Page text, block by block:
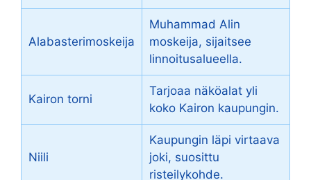
Alabasterimoskeija
Muhammad Alin
moskeija, sijaitsee
linnoitusalueella.
Kairon torni
Tarjoaa näköalat yli
koko Kairon kaupungin.
Niili
Kaupungin läpi virtaava
joki, suosittu
risteilykohde.